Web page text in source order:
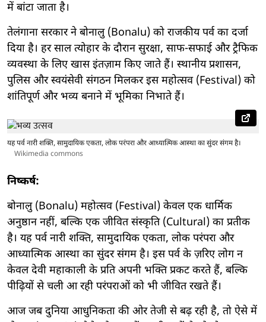
में बांटा जाता है।
तेलंगाना सरकार ने बोनालु (Bonalu) को राजकीय पर्व का दर्जा
दिया है। हर साल त्योहार के दौरान सुरक्षा, साफ-सफाई और ट्रैफिक
व्यवस्था के लिए खास इंतज़ाम किए जाते हैं। स्थानीय प्रशासन,
पुलिस और स्वयंसेवी संगठन मिलकर इस महोत्सव (Festival) को
शांतिपूर्ण और भव्य बनाने में भूमिका निभाते हैं।
यह पर्व नारी शक्ति, सामुदायिक एकता, लोक परंपरा और आध्यात्मिक आस्था का सुंदर संगम है।
Wikimedia commons
निष्कर्ष:
बोनालु (Bonalu) महोत्सव (Festival) केवल एक धार्मिक
अनुष्ठान नहीं, बल्कि एक जीवित संस्कृति (Cultural) का प्रतीक
है। यह पर्व नारी शक्ति, सामुदायिक एकता, लोक परंपरा और
आध्यात्मिक आस्था का सुंदर संगम है। इस पर्व के ज़रिए लोग न
केवल देवी महाकाली के प्रति अपनी भक्ति प्रकट करते हैं, बल्कि
पीढ़ियों से चली आ रही परंपराओं को भी जीवित रखते हैं।
आज जब दुनिया आधुनिकता की ओर तेजी से बढ़ रही है, तो ऐसे में